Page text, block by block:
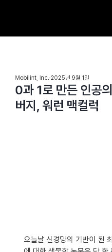
0과 1로 만든 인공
버지, 워런 맥컬럭
Mobilint, Inc. 2025년 9월 1일
오늘날 신경망의 기반이 된